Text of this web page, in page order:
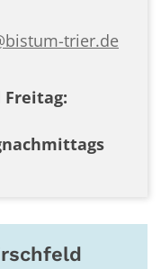
trier.de
Freitag: